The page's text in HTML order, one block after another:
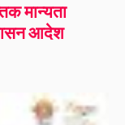
मान्यता
आदेश